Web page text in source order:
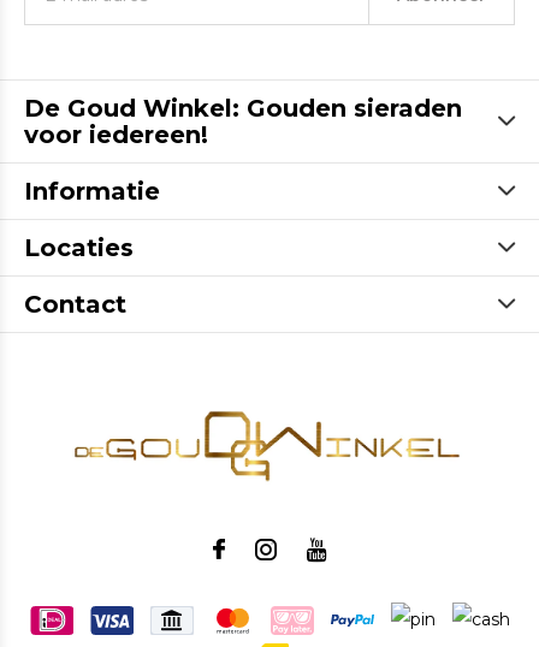
De Goud Winkel: Gouden sieraden
voor iedereen!
Informatie
Locaties
Contact